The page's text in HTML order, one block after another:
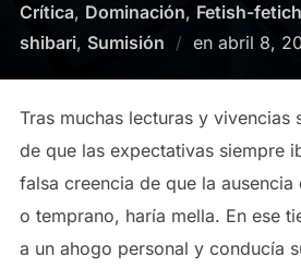
Crítica, Dominación, Fetish-
shibari, Sumisión en Publicado
abril 8,
Tras muchas lecturas y vivencias
de que las expectativas siempre
falsa creencia de que la
o temprano, haría mella. En ese
a un ahogo personal y conducía